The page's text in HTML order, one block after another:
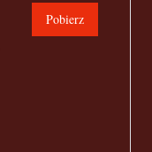
Pobierz